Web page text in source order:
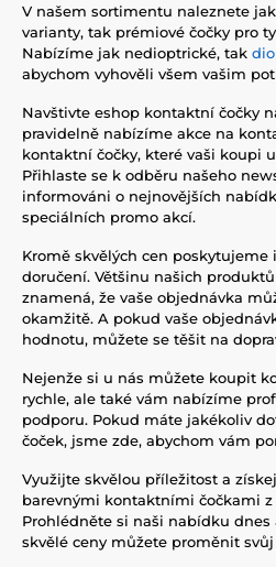
V našem sortimentu naleznete
varianty, tak prémiové čočky pro
Nabízíme jak nedioptrické, tak
abychom vyhověli všem vašim
Navštivte eshop kontaktní čočky
pravidelně nabízíme akce na
kontaktní čočky, které vaši koupi
Přihlaste se k odběru našeho
informováni o nejnovějších
speciálních promo akcí.
Kromě skvělých cen poskytujeme
doručení. Většinu našich
znamená, že vaše objednávka
okamžitě. A pokud vaše
hodnotu, můžete se těšit na
Nejenže si u nás můžete koupit
rychle, ale také vám nabízíme
podporu. Pokud máte jakékoliv
čoček, jsme zde, abychom vám
Využijte skvělou příležitost a
barevnými kontaktními čočkami z
Prohlédněte si naši nabídku dnes
skvělé ceny můžete proměnit